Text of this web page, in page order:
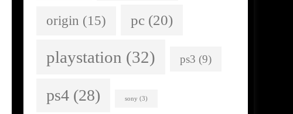
origin (15) pc(20)
playstation (32) ps3 (9)
ps4(28) sony (3)